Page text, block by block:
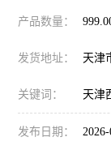
产品数量：
发货地址： 天津
关键词： 天津
发布日期：